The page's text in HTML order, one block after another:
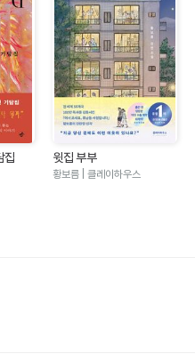
집 윗집 부부
황보름 | 클레이하우스